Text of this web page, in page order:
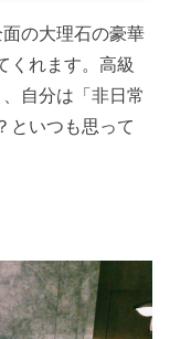
の大理石の豪華
くれます。高級
自分は「非日常
といつも思って